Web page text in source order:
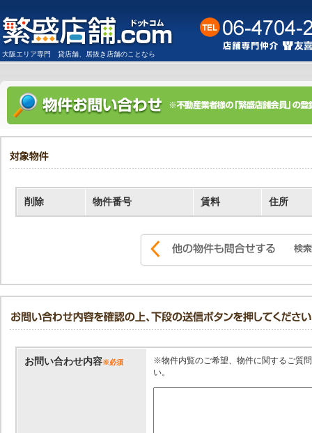
大阪エリア専門 貸店舗 居抜き店舗のことなら
削除 物件番号 賃料 住所
お問い合わせ内容※必須
※物件内覧のご希望、物件に関するご質
い。